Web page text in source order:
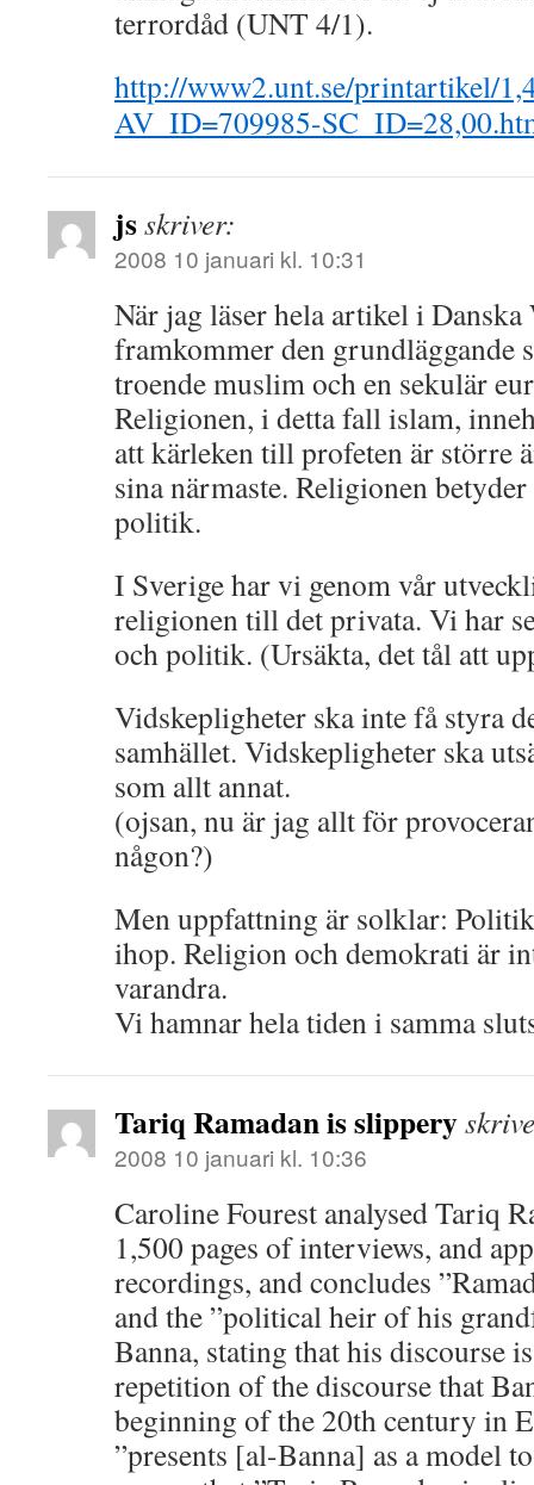
terrordåd (UNT 4/1).
http://www2.unt.se/printartikel/
AV_ID=709985-
jsskriver:
2008 10 januari kl. 10:31
När jag läser hela artikel i Danska
framkommer den grundläggande
troende muslim och en sekulär
Religionen, i detta fall islam,
att kärleken till profeten är större
sina närmaste. Religionen
politik.
I Sverige har vi genom vår
religionen till det privata. Vi har
och politik. (Ursäkta, det tål att
Vidskepligheter ska inte få styra
samhället. Vidskepligheter ska
som allt annat.
(ojsan, nu är jag allt för
någon?)
Men uppfattning är solklar:
ihop. Religion och demokrati är
varandra.
Vi hamnar hela tiden i samma
Tariq Ramadan is slippery
2008 10 januari kl. 10:36
Caroline Fourest analysed Tariq
1,500 pages of interviews, and
recordings, and concludes
and the ”political heir of his
Banna, stating that his discourse
repetition of the discourse that
beginning of the 20th century in
”presents [al-Banna] as a model